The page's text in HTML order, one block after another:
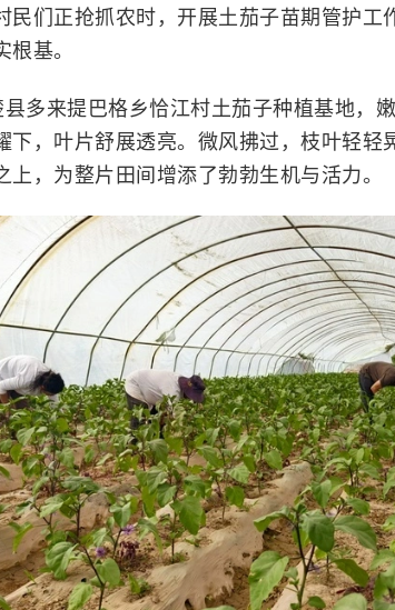
民们正抢抓农时，开展土茄子苗期管护工
基。
多来提巴格乡恰江村土茄子种植基地，
下，叶片舒展透亮。微风拂过，枝叶轻轻
，为整片田间增添了勃勃生机与活力。